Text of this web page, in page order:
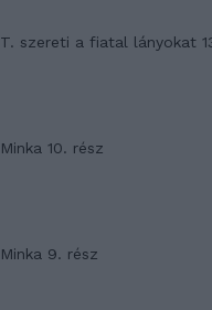
T. szereti a fiatal lányokat
Minka 10. rész
Minka 9. rész